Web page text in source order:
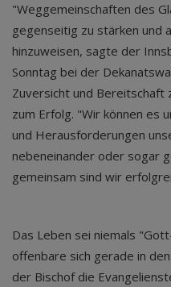
"Weggemeinschaften des
gegenseitig zu stärken und
hinzuweisen, sagte der
Sonntag bei der
Zuversicht und Bereitschaft
zum Erfolg. "Wir können es
und Herausforderungen
nebeneinander oder sogar
gemeinsam sind wir
Das Leben sei niemals
offenbare sich gerade in
der Bischof die